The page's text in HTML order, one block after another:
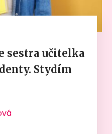
sestra učitelka
Stydím